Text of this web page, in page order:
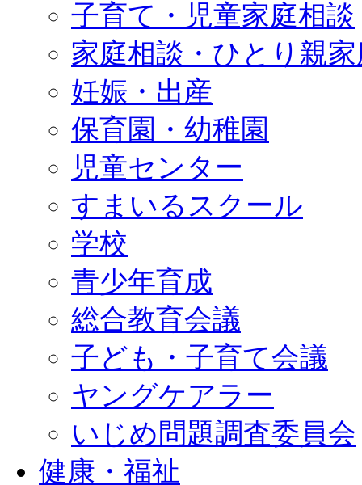
子育て・児童家庭相談
家庭相談・ひとり親
妊娠・出産
保育園・幼稚園
児童センター
すまいるスクール
学校
青少年育成
総合教育会議
子ども・子育て会議
ヤングケアラー
いじめ問題調査委員会
健康・福祉